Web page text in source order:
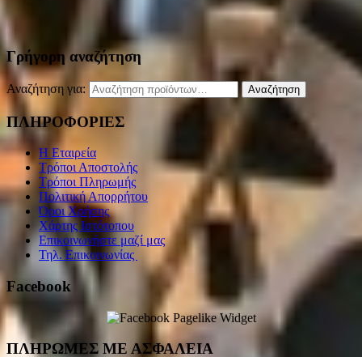
Γρήγορη αναζήτηση
Αναζήτηση για: Αναζήτηση
ΠΛΗΡΟΦΟΡΙΕΣ
Η Εταιρεία
Τρόποι Αποστολής
Τρόποι Πληρωμής
Πολιτική Απορρήτου
Όροι Χρήσης
Χάρτης Ιστότοπου
Επικοινωνήστε μαζί μας
Τηλ. Επικοινωνίας
Facebook
ΠΛΗΡΩΜΕΣ ΜΕ ΑΣΦΑΛΕΙΑ